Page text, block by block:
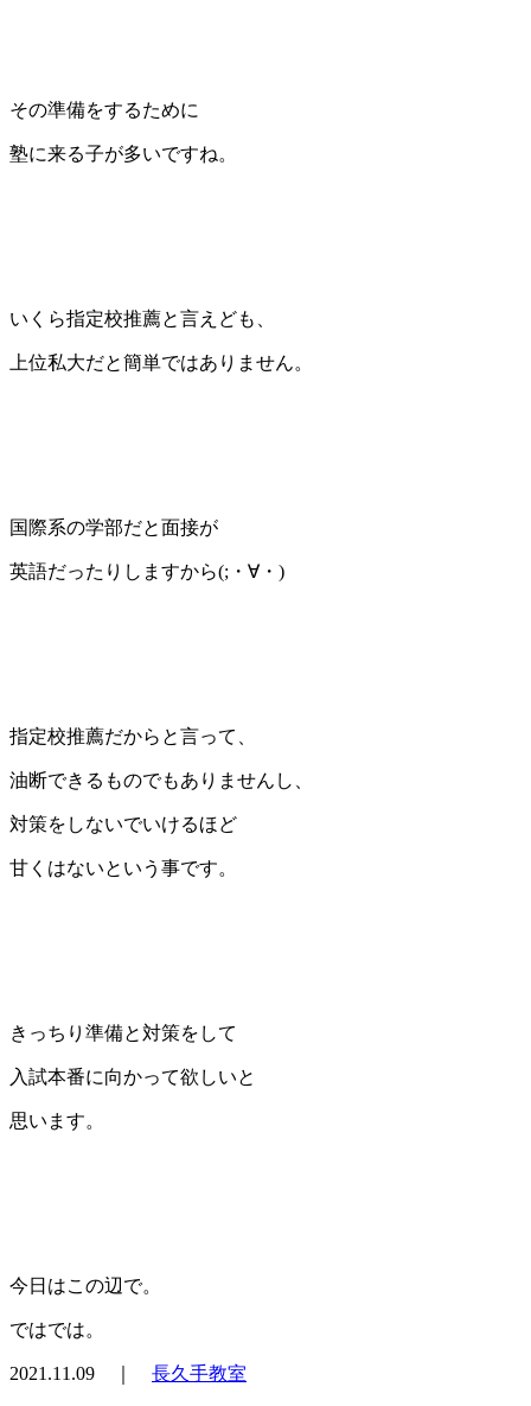
その準備をするために
塾に来る子が多いですね。
いくら指定校推薦と言えども、
上位私大だと簡単ではありません。
国際系の学部だと面接が
英語だったりしますから(;・∀・)
指定校推薦だからと言って、
油断できるものでもありませんし、
対策をしないでいけるほど
甘くはないという事です。
きっちり準備と対策をして
入試本番に向かって欲しいと
思います。
今日はこの辺で。
ではでは。
2021.11.09 ｜ 長久手教室